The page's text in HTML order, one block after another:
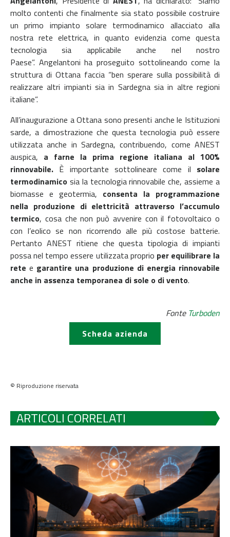
molto contenti che finalmente sia stato possibile costruire
un primo impianto solare termodinamico allacciato alla
nostra rete elettrica, in quanto evidenzia come questa
tecnologia sia applicabile anche nel nostro
Paese”. Angelantoni ha proseguito sottolineando come la
struttura di Ottana faccia “ben sperare sulla possibilità di
realizzare altri impianti sia in Sardegna sia in altre regioni
italiane”.
All’inaugurazione a Ottana sono presenti anche le Istituzioni
sarde, a dimostrazione che questa tecnologia può essere
utilizzata anche in Sardegna, contribuendo, come ANEST
auspica, a farne la prima regione italiana al 100%
rinnovabile. È importante sottolineare come il solare
termodinamico sia la tecnologia rinnovabile che, assieme a
biomasse e geotermia, consenta la programmazione
nella produzione di elettricità attraverso l’accumulo
termico, cosa che non può avvenire con il fotovoltaico o
con l’eolico se non ricorrendo alle più costose batterie.
Pertanto ANEST ritiene che questa tipologia di impianti
possa nel tempo essere utilizzata proprio per equilibrare la
rete e garantire una produzione di energia rinnovabile
anche in assenza temporanea di sole o di vento.
Fonte Turboden
Scheda azienda
© Riproduzione riservata
ARTICOLI CORRELATI